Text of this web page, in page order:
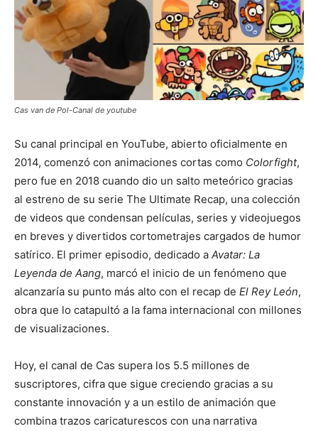
Cas van de Pol-Canal de youtube
Su canal principal en YouTube, abierto oficialmente en
2014, comenzó con animaciones cortas como Colorfight,
pero fue en 2018 cuando dio un salto meteórico gracias
al estreno de su serie The Ultimate Recap, una colección
de videos que condensan películas, series y videojuegos
en breves y divertidos cortometrajes cargados de humor
satírico. El primer episodio, dedicado a Avatar: La
Leyenda de Aang, marcó el inicio de un fenómeno que
alcanzaría su punto más alto con el recap de El Rey León,
obra que lo catapultó a la fama internacional con millones
de visualizaciones.
Hoy, el canal de Cas supera los 5.5 millones de
suscriptores, cifra que sigue creciendo gracias a su
constante innovación y a un estilo de animación que
combina trazos caricaturescos con una narrativa